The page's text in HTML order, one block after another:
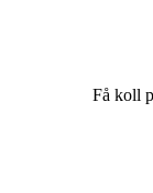
Få koll